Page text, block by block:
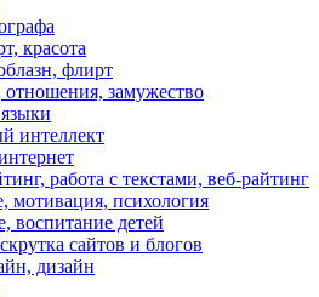
красота
флирт
замужество
интеллект
работа с текстами, веб-райтинг
мотивация, психология
воспитание детей
сайтов и блогов
дизайн